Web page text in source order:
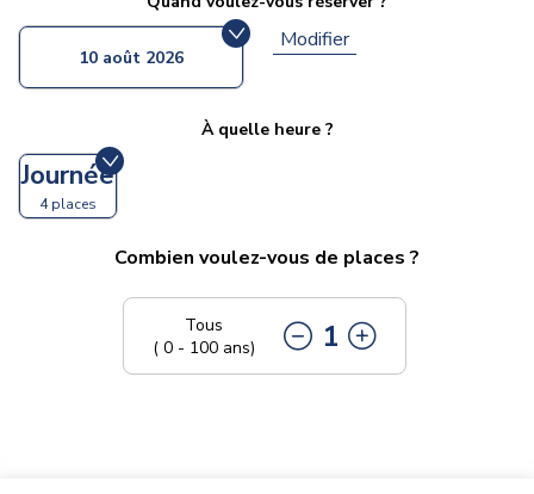
10 août 2026
Modifier
À quelle heure ?
Journée
4 places
Combien voulez-vous de places ?
Tous
( 0 - 100 ans)
1
FORFAIT PIÉTON
ESCALADE & CLIP'N CLIMB
SIMULATEURS RÉALITÉ
VIRTUELLE
MUSCULATION-CARDIO &
COURS FITNESS
MASSAGES